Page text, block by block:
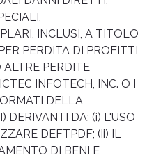
INCLUSI, A TITOLO
PERDITA DI PROFITTI,
PERDITE
INFOTECH, INC. O I
DELLA
DERIVANTI DA: (i) L'USO
DEFTPDF; (ii) IL
DI BENI E